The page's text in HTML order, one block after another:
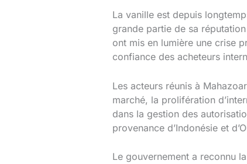
La vanille est depuis
grande partie de sa
ont mis en lumière une crise
confiance des acheteurs
Les acteurs réunis à
marché, la prolifération
dans la gestion des
provenance d’Indonésie et
Le gouvernement a reconnu